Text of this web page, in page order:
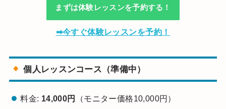
まずは体験レッスンを予約する！
➡今すぐ体験レッスンを予約！
個人レッスンコース（準備中）
料金: 14,000円 （モニター価格10,000円）